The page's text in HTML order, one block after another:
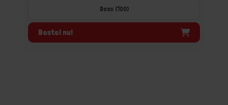
Doos (100)
Bestel nu!